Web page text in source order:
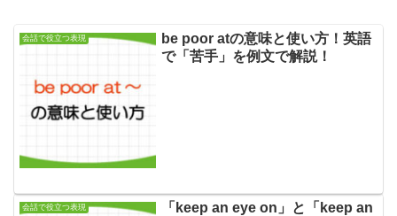
会話で役立つ表現
be poor atの意味と使い方！英語
で「苦手」を例文で解説！
会話で役立つ表現
「keep an eye on」と「keep an